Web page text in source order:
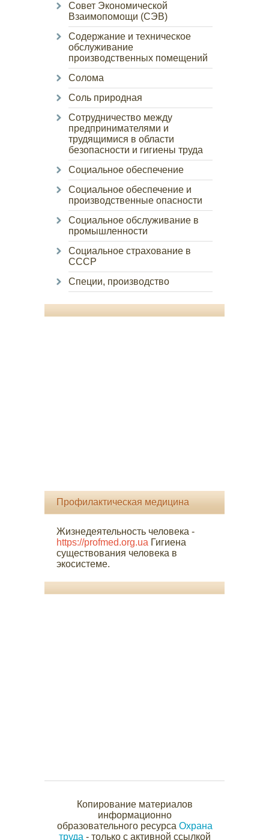
Совет Экономической
Взаимопомощи (СЭВ)
Содержание и техническое
обслуживание
производственных помещений
Солома
Соль природная
Сотрудничество между
предпринимателями и
трудящимися в области
безопасности и гигиены труда
Социальное обеспечение
Социальное обеспечение и
производственные опасности
Социальное обслуживание в
промышленности
Социальное страхование в
СССР
Специи, производство
Профилактическая медицина
Жизнедеятельность человека -
https://profmed.org.ua Гигиена
существования человека в
экосистеме.
Копирование материалов
информационно
образовательного ресурса Охрана
труда - только с активной ссылкой